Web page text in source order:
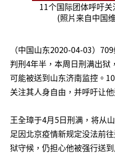
11个国际团体呼吁
(照片来自中国
（中国山东2020-04-03） 709
判刑 4年半，本周日刑满出狱，
可能被送到山东济南监控。 10
关注其人身自由，并呼吁让
王全璋于4月 5 日刑满，将从
足因北京疫情新规定没法前
狱守候，仍担心他被强行送